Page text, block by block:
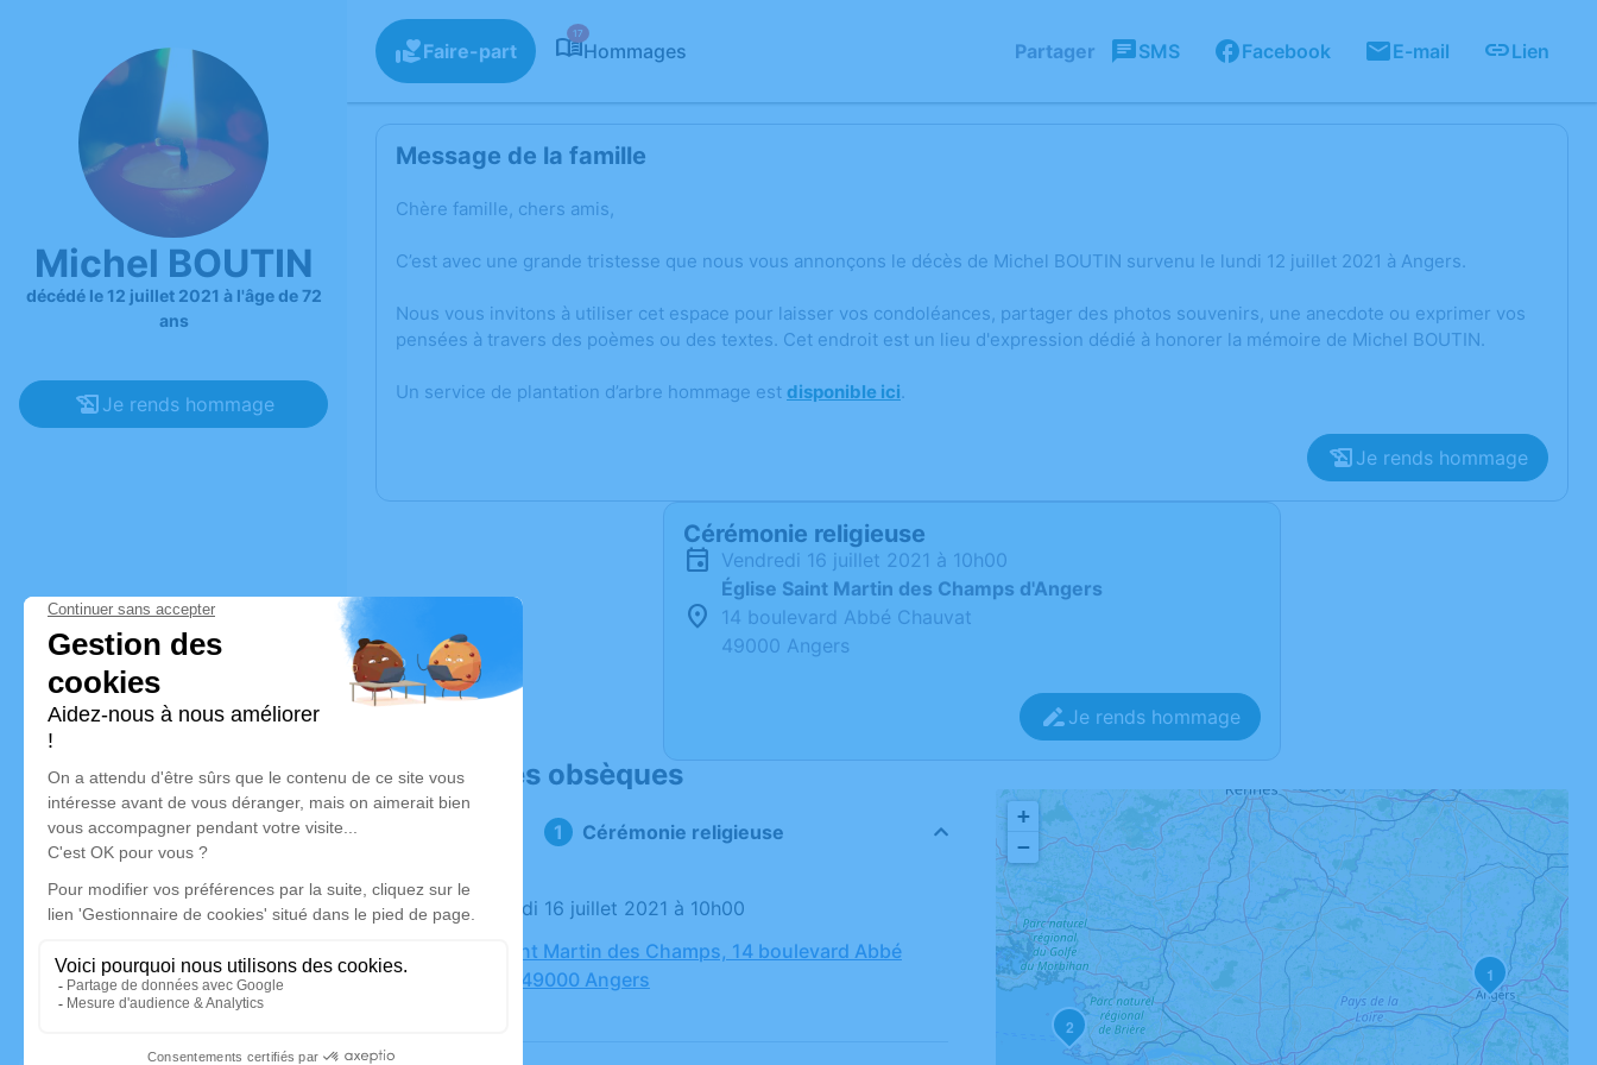
Michel BOUTIN
décédé le 12 juillet 2021 à l'âge de 72
ans
Je rends hommage
Faire-part
17
Hommages Partager SMS Facebook E-mail Lien
Message de la famille
Chère famille, chers amis,
C’est avec une grande tristesse que nous vous annonçons le décès de Michel BOUTIN survenu le lundi 12 juillet 2021 à Angers.
Nous vous invitons à utiliser cet espace pour laisser vos condoléances, partager des photos souvenirs, une anecdote ou exprimer vos
pensées à travers des poèmes ou des textes. Cet endroit est un lieu d'expression dédié à honorer la mémoire de Michel BOUTIN.
Un service de plantation d’arbre hommage est disponible ici.
Je rends hommage
Cérémonie religieuse
vendredi 16 juillet 2021 à 10h00
Église Saint Martin des Champs d'Angers
14 boulevard Abbé Chauvat
49000 Angers
Je rends hommage
Déroulé des obsèques
Cérémonie religieuse
Le vendredi 16 juillet 2021 à 10h00
Église Saint Martin des Champs, 14 boulevard Abbé
Chauvat, 49000 Angers
1
2
+
−